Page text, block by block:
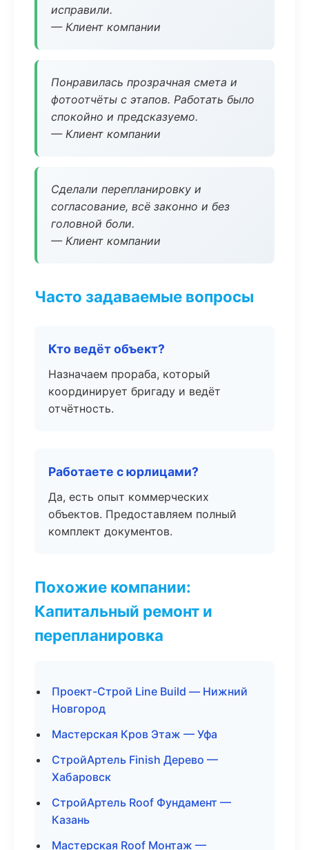
исправили.
— Клиент компании
Понравилась прозрачная смета и
фотоотчёты с этапов. Работать было
спокойно и предсказуемо.
— Клиент компании
Сделали перепланировку и
согласование, всё законно и без
головной боли.
— Клиент компании
Часто задаваемые вопросы
Кто ведёт объект?
Назначаем прораба, который
координирует бригаду и ведёт
отчётность.
Работаете с юрлицами?
Да, есть опыт коммерческих
объектов. Предоставляем полный
комплект документов.
Похожие компании:
Капитальный ремонт и
перепланировка
Проект-Строй Line Build — Нижний
Новгород
Мастерская Кров Этаж — Уфа
СтройАртель Finish Дерево —
Хабаровск
СтройАртель Roof Фундамент —
Казань
Мастерская Roof Монтаж —